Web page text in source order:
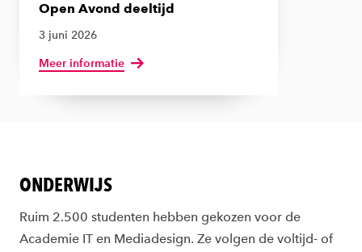
Open Avond deeltijd
3 juni 2026
Meer informatie
ONDERWIJS
Ruim 2.500 studenten hebben gekozen voor de
Academie IT en Mediadesign. Ze volgen de voltijd- of